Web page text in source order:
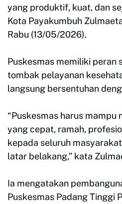
yang produktif, kuat, dan
Kota Payakumbuh
Rabu (13/05/2026).
Puskesmas memiliki peran
tombak pelayanan
langsung bersentuhan
“Puskesmas harus
yang cepat, ramah,
kepada seluruh
latar belakang,” kata
Ia mengatakan
Puskesmas Padang Tinggi